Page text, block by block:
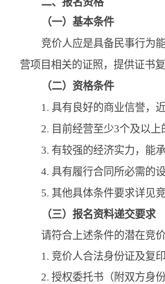
（一）基本条件
竞价人应是具备民事行为
营项目相关的证照， 提供证书
（二）资格条件
1. 具有良好的商业信誉，
2. 目前经营至少3个及以上
3. 有较强的经济实力，能
4. 具有履行合同所必需的
5. 其他具体条件要求详见
（三） 报名资料递交要求
请符合上述条件的潜在竞
1. 竞价人合法身份证及复
2. 授权委托书（附双方身